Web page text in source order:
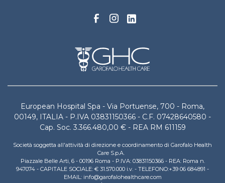
European Hospital Spa - Via Portuense, 700 - Roma,
00149, ITALIA - P.IVA 03831150366 - C.F. 07428640580 -
Cap. Soc. 3.366.480,00 € - REA RM 611159
Società soggetta all'attività di direzione e coordinamento di Garofalo Health
Care S.p.A.
Piazzale Belle Arti, 6 - 00196 Roma - P.IVA: 03831150366 - REA: Roma n.
947074 - CAPITALE SOCIALE: € 31.570.000 i.v. - TELEFONO:+39 06 684891 -
EMAIL: info@garofalohealthcare.com